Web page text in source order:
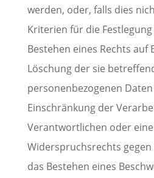
werden, oder, falls dies
Kriterien für die
Bestehen eines Rechts
Löschung der sie
personenbezogenen
Einschränkung der
Verantwortlichen oder
Widerspruchsrechts
das Bestehen eines